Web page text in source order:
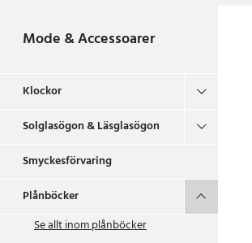
Mode & Accessoarer
Klockor
Solglasögon & Läsglasögon
Smyckesförvaring
Plånböcker
Se allt inomplånböcker